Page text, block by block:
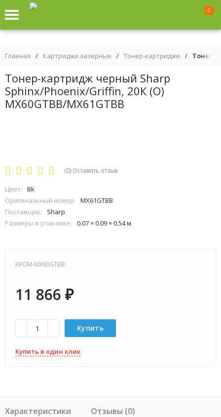
0
Главная / Картриджи лазерные / Тонер-картриджи / Тонер-
Тонер-картридж черный Sharp
Sphinx/Phoenix/Griffin, 20К (О)
MX60GTBB/MX61GTBB
(0) Оставить отзыв
Цвет:
Bk
Оригинальный номер:
MX61GTBB
Поставщик:
Sharp
Размеры в упаковке:
0.07 × 0.09 × 0.54 м
KROM-MX60GTBB
11 866 ₽
Купить
Купить в один клик
Характеристики Отзывы (0)